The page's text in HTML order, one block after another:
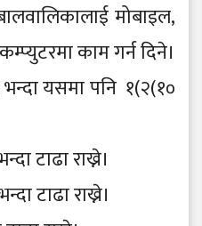
मोबाइल,
काम गर्न दिने।
भन्दा यसमा पनि १(२(१०
टाढा राख्ने।
टाढा राख्ने।